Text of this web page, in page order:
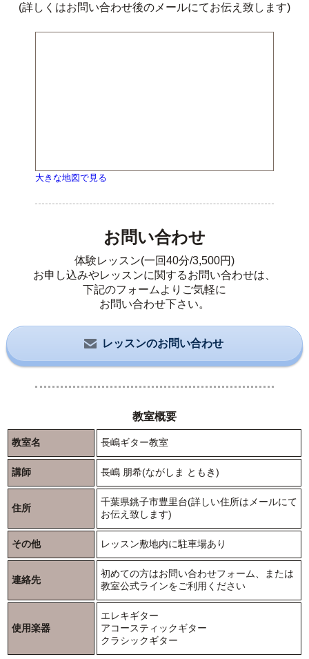
(詳しくはお問い合わせ後のメールにてお伝え致します)
大きな地図で見る
お問い合わせ
体験レッスン(一回40分/3,500円)
お申し込みやレッスンに関するお問い合わせは、
下記のフォームよりご気軽に
お問い合わせ下さい。
レッスンのお問い合わせ
教室概要
教室名 長嶋ギター教室
講師 長嶋 朋希(ながしま ともき)
住所
千葉県銚子市豊里台(詳しい住所はメールにて
お伝え致します)
その他 レッスン敷地内に駐車場あり
連絡先
初めての方はお問い合わせフォーム、または
教室公式ラインをご利用ください
使用楽器
エレキギター
アコースティックギター
クラシックギター